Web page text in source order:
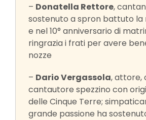
– Donatella Rettore,
sostenuto a spron battuto
e nel 10° anniversario di
ringrazia i frati per avere
nozze
– Dario Vergassola, attore,
cantautore spezzino con
delle Cinque Terre;
grande passione ha